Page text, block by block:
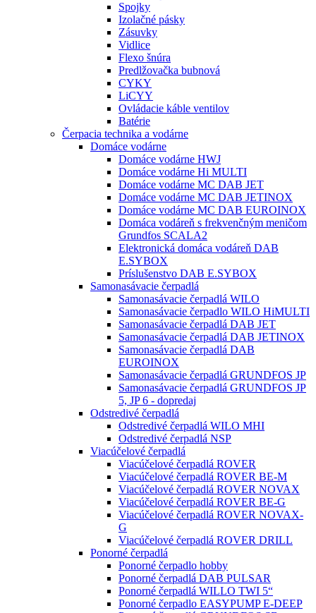
Spojky
Izolačné pásky
Zásuvky
Vidlice
Flexo šnúra
Predlžovačka bubnová
CYKY
LiCYY
Ovládacie káble ventilov
Batérie
Čerpacia technika a vodárne
Domáce vodárne
Domáce vodárne HWJ
Domáce vodárne Hi MULTI
Domáce vodárne MC DAB JET
Domáce vodárne MC DAB JETINOX
Domáce vodárne MC DAB EUROINOX
Domáca vodáreň s frekvenčným meničom
Grundfos SCALA2
Elektronická domáca vodáreň DAB
E.SYBOX
Príslušenstvo DAB E.SYBOX
Samonasávacie čerpadlá
Samonasávacie čerpadlá WILO
Samonasávacie čerpadlo WILO HiMULTI
Samonasávacie čerpadlá DAB JET
Samonasávacie čerpadlá DAB JETINOX
Samonasávacie čerpadlá DAB
EUROINOX
Samonasávacie čerpadlá GRUNDFOS JP
Samonasávacie čerpadlá GRUNDFOS JP
5, JP 6 - dopredaj
Odstredivé čerpadlá
Odstredivé čerpadlá WILO MHI
Odstredivé čerpadlá NSP
Viacúčelové čerpadlá
Viacúčelové čerpadlá ROVER
Viacúčelové čerpadlá ROVER BE-M
Viacúčelové čerpadlá ROVER NOVAX
Viacúčelové čerpadlá ROVER BE-G
Viacúčelové čerpadlá ROVER NOVAX-
G
Viacúčelové čerpadlá ROVER DRILL
Ponorné čerpadlá
Ponorné čerpadlo hobby
Ponorné čerpadlá DAB PULSAR
Ponorné čerpadlá WILLO TWI 5“
Ponorné čerpadlo EASYPUMP E-DEEP